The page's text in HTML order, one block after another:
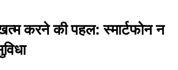
करने की पहल: स्मार्टफोन न